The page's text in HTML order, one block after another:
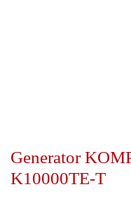
Generator
K10000TE-T